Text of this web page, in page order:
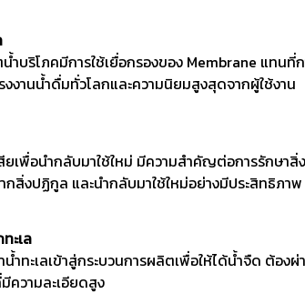
น้ำบริโภคมีการใช้เยื่อกรองของ Membrane แทน
งงานน้ำดื่มทั่วโลกและความนิยมสูงสุดจากผู้ใช้งาน
ยเพื่อนำกลับมาใช้ใหม่ มีความสำคัญต่อการรักษา
กสิ่งปฏิกูล และนำกลับมาใช้ใหม่อย่างมีประสิทธิภาพ
ะเล
ำทะเลเข้าสู่กระบวนการผลิตเพื่อให้ได้น้ำจืด ต้อง
ความละเอียดสูง